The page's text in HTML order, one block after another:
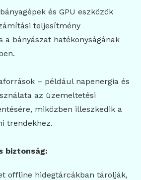
és GPU eszközök
teljesítmény
a bányászat hatékonyságának
– például napenergia és
az üzemeltetési
miközben illeszkedik a
trendekhez.
biztonság:
offline hidegtárcákban tárolják,